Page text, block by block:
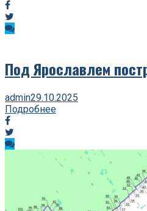
Под Ярославлем
admin29.10.2025
Подробнее